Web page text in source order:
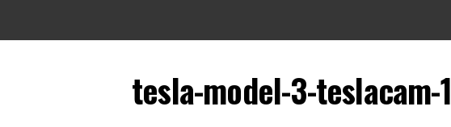
tesla-model-3-teslacam-1